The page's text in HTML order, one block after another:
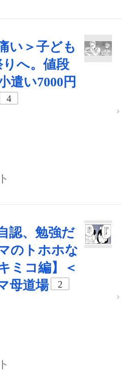
い＞子ども
へ。値段
遣い7000円
4
認、勉強だ
のトホホな
ミコ編】＜
母道場
2